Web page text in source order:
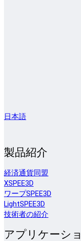
日本語
製品紹介
経済通貨同盟
XSPEE3D
ワープSPEE3D
LightSPEE3D
技術者の紹介
アプリケーシ